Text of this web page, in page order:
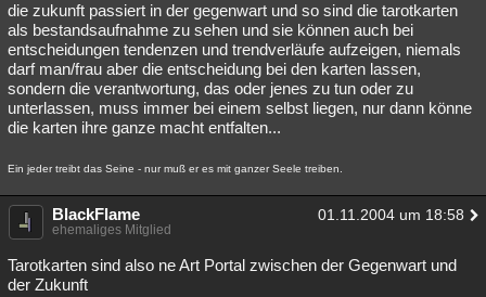
die zukunft passiert in der gegenwart und so sind die tarotkarten
als bestandsaufnahme zu sehen und sie können auch bei
entscheidungen tendenzen und trendverläufe aufzeigen, niemals
darf man/frau aber die entscheidung bei den karten lassen,
sondern die verantwortung, das oder jenes zu tun oder zu
unterlassen, muss immer bei einem selbst liegen, nur dann könne
die karten ihre ganze macht entfalten...
Ein jeder treibt das Seine - nur muß er es mit ganzer Seele treiben.
BlackFlame 01.11.2004 um 18:58
ehemaliges Mitglied
Tarotkarten sind also ne Art Portal zwischen der Gegenwart und
der Zukunft